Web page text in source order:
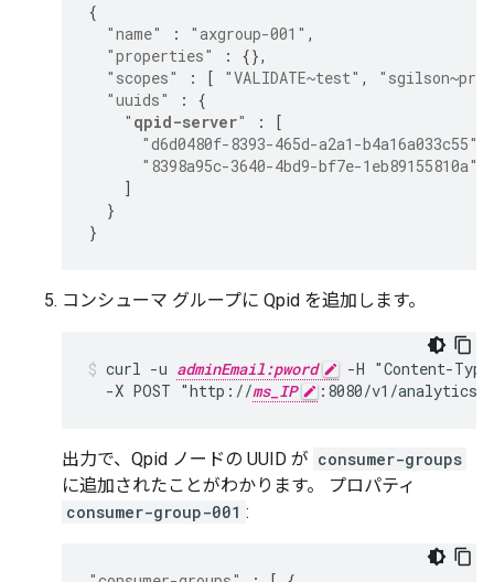
{
"name"
: "axgroup-001" ,
"properties"
:
{},
"scopes"
: [ "VALIDATE~test" ,
"uuids"
:
{
" qpid-server" :
[
"d6d0480f-8393-465d-a2a1-b4a16a033c55"
"8398a95c-3640-4bd9-bf7e-1eb89155810a"
]
}
}
コンシューマ グループに Qpid を追加します。
curl -u adminEmail:pword
-H "Content-
  -X POST "http://
ms_IP :8080/v1/analytics/
出力で、Qpid ノードの UUID が consumer-groups
に追加されたことがわかります。 プロパティ
consumer-group-001 :